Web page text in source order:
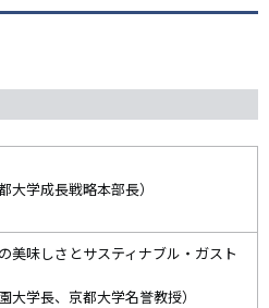
大学成長戦略本部長）
美味しさとサスティナブル・ガスト
大学長、京都大学名誉教授）